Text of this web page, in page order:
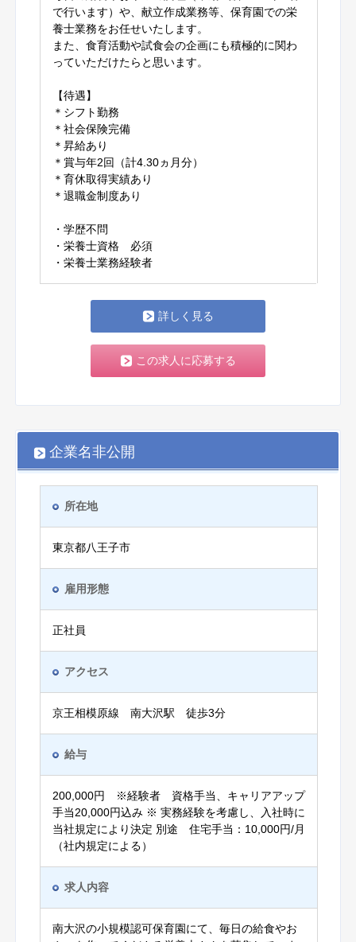
で行います）や、献立作成業務等、保育園での栄
養士業務をお任せいたします。
また、食育活動や試食会の企画にも積極的に関わ
っていただけたらと思います。
【待遇】
＊シフト勤務
＊社会保険完備
＊昇給あり
＊賞与年2回（計4.30ヵ月分）
＊育休取得実績あり
＊退職金制度あり
・学歴不問
・栄養士資格 必須
・栄養士業務経験者
詳しく見る
この求人に応募する
企業名非公開
所在地
東京都八王子市
雇用形態
正社員
アクセス
京王相模原線 南大沢駅 徒歩3分
給与
200,000円 ※経験者 資格手当、キャリアアップ
手当20,000円込み ※ 実務経験を考慮し、入社時に
当社規定により決定 別途 住宅手当：10,000円/月
（社内規定による）
求人内容
南大沢の小規模認可保育園にて、毎日の給食やお